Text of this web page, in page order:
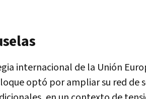
internacional de la Unión
optó por ampliar su red de